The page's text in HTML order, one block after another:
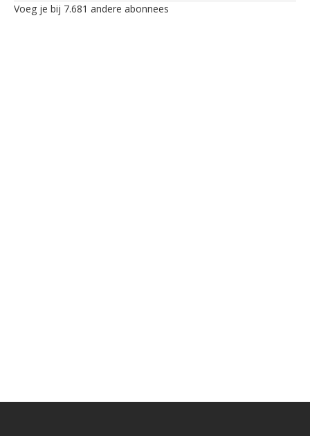
Voeg je bij 7.681 andere abonnees